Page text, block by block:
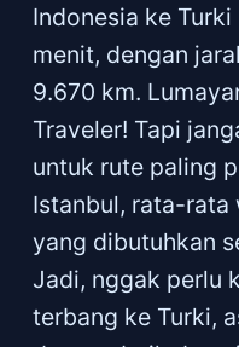
Indonesia ke
menit, dengan
9.670 km.
Traveler! Tapi
untuk rute paling
Istanbul, rata-rata
yang dibutuhkan
Jadi, nggak perlu
terbang ke Turki,